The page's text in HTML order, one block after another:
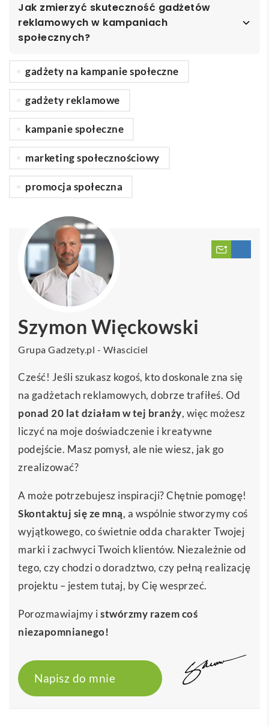
Jak zmierzyć skuteczność gadżetów
reklamowych w kampaniach
społecznych?
gadżety na kampanie społeczne
gadżety reklamowe
kampanie społeczne
marketing społecznościowy
promocja społeczna
Szymon Więckowski
Grupa Gadzety.pl - Własciciel
Cześć! Jeśli szukasz kogoś, kto doskonale zna się
na gadżetach reklamowych, dobrze trafiłeś. Od
ponad 20 lat działam w tej branży, więc możesz
liczyć na moje doświadczenie i kreatywne
podejście. Masz pomysł, ale nie wiesz, jak go
zrealizować?
A może potrzebujesz inspiracji? Chętnie pomogę!
Skontaktuj się ze mną, a wspólnie stworzymy coś
wyjątkowego, co świetnie odda charakter Twojej
marki i zachwyci Twoich klientów. Niezależnie od
tego, czy chodzi o doradztwo, czy pełną realizację
projektu – jestem tutaj, by Cię wesprzeć.
Porozmawiajmy istwórzmy razem coś
niezapomnianego!
Napisz do mnie